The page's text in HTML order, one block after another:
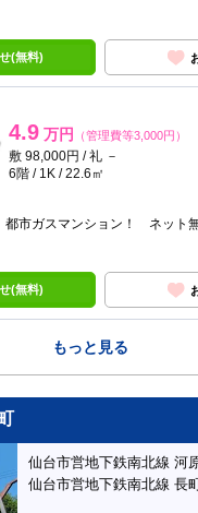
(無料)
4.9 万円 （管理費等3,000円）
敷 98,000円 / 礼 －
6階 / 1K / 22.6㎡
市ガスマンション！ ネット無
(無料)
もっと見る
仙台市営地下鉄南北線 河
仙台市営地下鉄南北線 長